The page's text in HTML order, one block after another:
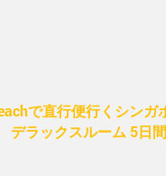
で直行便行くシン
デラックスルーム 5日